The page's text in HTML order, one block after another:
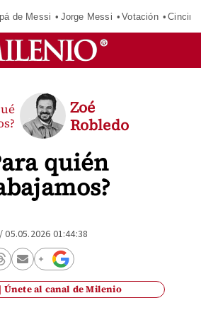
de Messi Jorge Messi Votación
quién
Zoé
Robledo
/05.05.2026 01:44:38
Únete al canal de Milenio